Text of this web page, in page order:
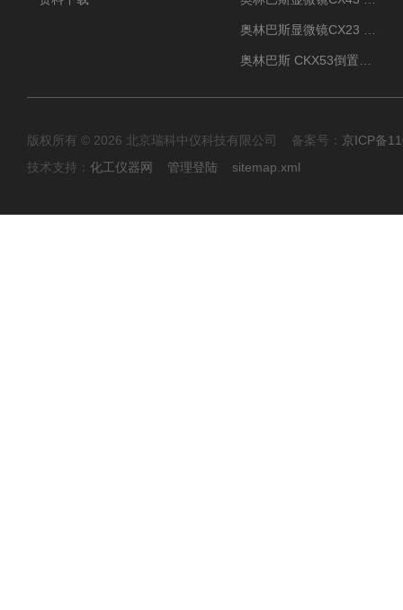
版权所有 © 2026 北京瑞科中仪科技有限公司 备案号： 京ICP备
技术支持： 化工仪器网 管理登陆 sitemap.xml